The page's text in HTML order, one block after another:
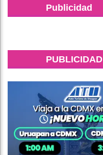
Publicidad
PUBLICIDAD